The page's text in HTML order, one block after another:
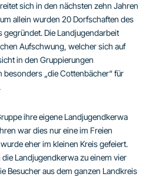
sich in den nächsten zehn Jahren
allein wurden 20 Dorfschaften des
Die Landjugendarbeit
Aufschwung, welcher sich auf
in den Gruppierungen
„die Cottenbächer“ für
ihre eigene Landjugendkerwa
war dies nur eine im Freien
eher im kleinen Kreis gefeiert.
Landjugendkerwa zu einem vier
Besucher aus dem ganzen Landkreis